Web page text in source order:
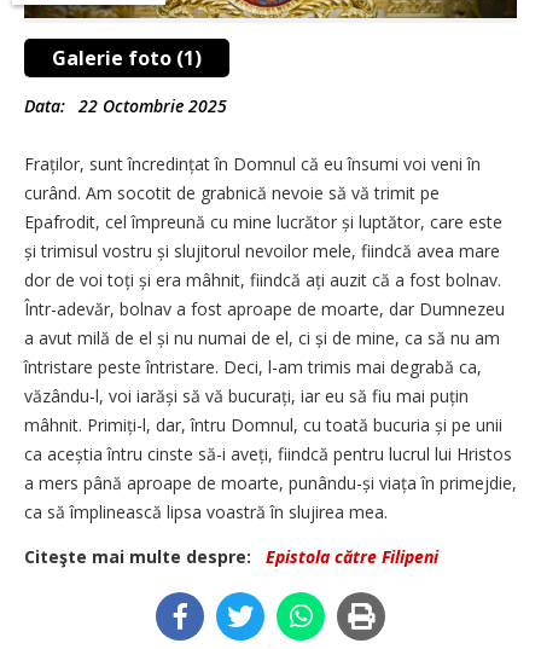
Galerie foto (1)
Data: 22 Octombrie 2025
Fraților, sunt încredințat în Domnul că eu însumi voi veni în
curând. Am socotit de grabnică nevoie să vă trimit pe
Epafrodit, cel împreună cu mine lucrător și luptător, care este
și trimisul vostru și slujitorul nevoilor mele, fiindcă avea mare
dor de voi toți și era mâhnit, fiindcă ați auzit că a fost bolnav.
Într-adevăr, bolnav a fost aproape de moarte, dar Dumnezeu
a avut milă de el și nu numai de el, ci și de mine, ca să nu am
întristare peste întristare. Deci, l-am trimis mai degrabă ca,
văzându-l, voi iarăși să vă bucurați, iar eu să fiu mai puțin
mâhnit. Primiți-l, dar, întru Domnul, cu toată bucuria și pe unii
ca aceștia întru cinste să-i aveți, fiindcă pentru lucrul lui Hristos
a mers până aproape de moarte, punându-și viața în primejdie,
ca să împlinească lipsa voastră în slujirea mea.
Citeşte mai multe despre:
Epistola către Filipeni